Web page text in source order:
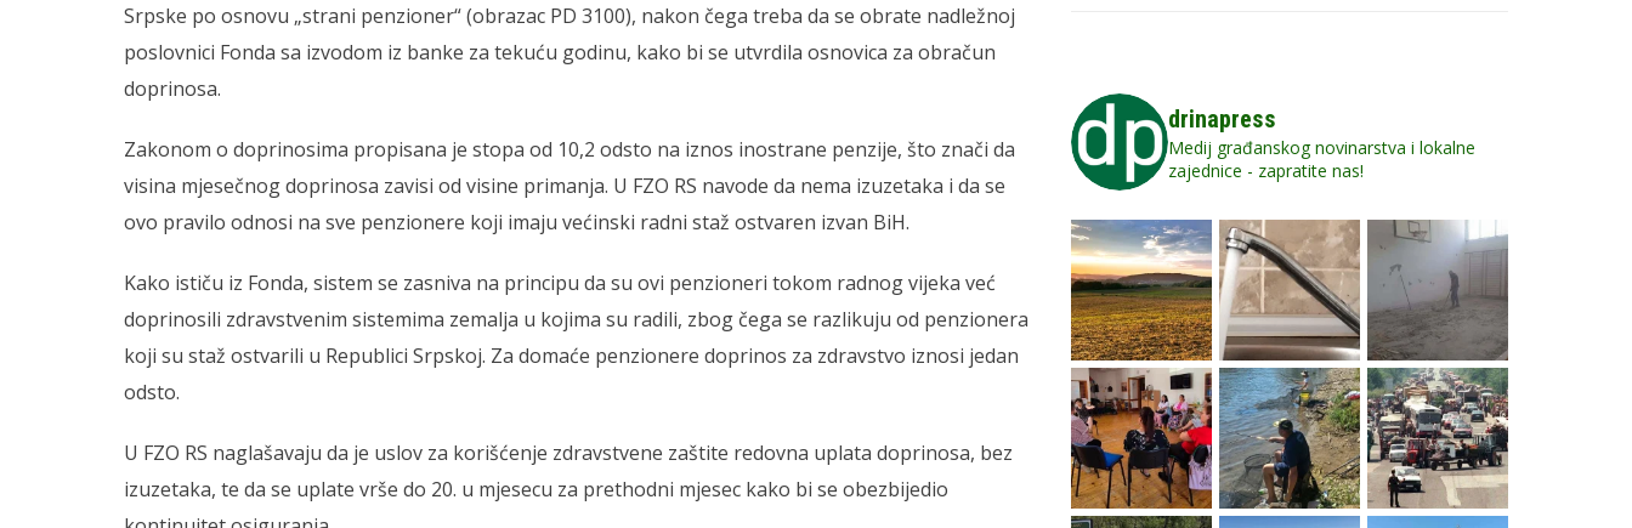
Srpske po osnovu „strani penzioner“ (obrazac PD 3100), nakon čega treba da se obrate nadležnoj
poslovnici Fonda sa izvodom iz banke za tekuću godinu, kako bi se utvrdila osnovica za obračun
doprinosa.
Zakonom o doprinosima propisana je stopa od 10,2 odsto na iznos inostrane penzije, što znači da
visina mjesečnog doprinosa zavisi od visine primanja. U FZO RS navode da nema izuzetaka i da se
ovo pravilo odnosi na sve penzionere koji imaju većinski radni staž ostvaren izvan BiH.
Kako ističu iz Fonda, sistem se zasniva na principu da su ovi penzioneri tokom radnog vijeka već
doprinosili zdravstvenim sistemima zemalja u kojima su radili, zbog čega se razlikuju od penzionera
koji su staž ostvarili u Republici Srpskoj. Za domaće penzionere doprinos za zdravstvo iznosi jedan
odsto.
U FZO RS naglašavaju da je uslov za korišćenje zdravstvene zaštite redovna uplata doprinosa, bez
izuzetaka, te da se uplate vrše do 20. u mjesecu za prethodni mjesec kako bi se obezbijedio
drinapress
Medij građanskog novinarstva i lokalne
zajednice - zapratite nas!